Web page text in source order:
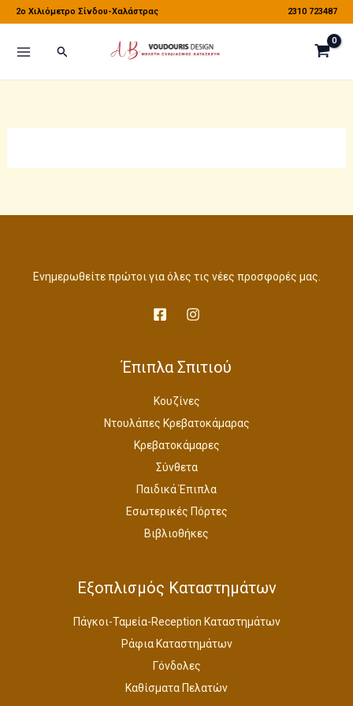
Μετάβαση
περιεχόμενο
2o Χιλιόμετρο Σίνδου-Χαλάστρας 2310 723487
Αναζήτηση
Ενημερωθείτε πρώτοι για όλες τις νέες προσφορές μας.
Έπιπλα Σπιτιού
Κουζίνες
Ντουλάπες Κρεβατοκάμαρας
Κρεβατοκάμαρες
Σύνθετα
Παιδικά Έπιπλα
Εσωτερικές Πόρτες
Βιβλιοθήκες
Εξοπλισμός Καταστημάτων
Πάγκοι-Ταμεία-Reception Καταστημάτων
Ράφια Καταστημάτων
Γόνδολες
Καθίσματα Πελατών